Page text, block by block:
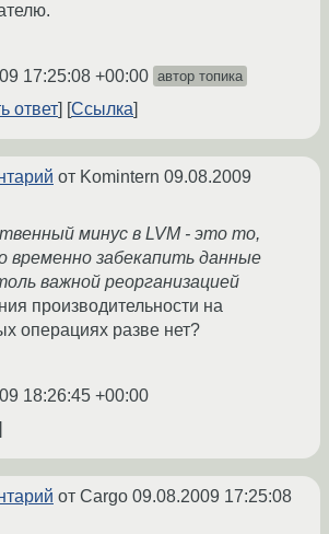
17:25:08 +00:00 автор топика
ответ Ссылка
от Komintern 09.08.2009
минус в LVM - это то,
временно забекапить данные
важной реорганизацией
производительности на
операциях разве нет?
18:26:45 +00:00
от Cargo 09.08.2009 17:25:08